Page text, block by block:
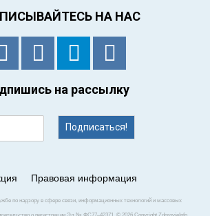
НА НАС
на рассылку
Подписаться!
Правовая информация
по надзору в сфере связи, информационных технологий и массовых